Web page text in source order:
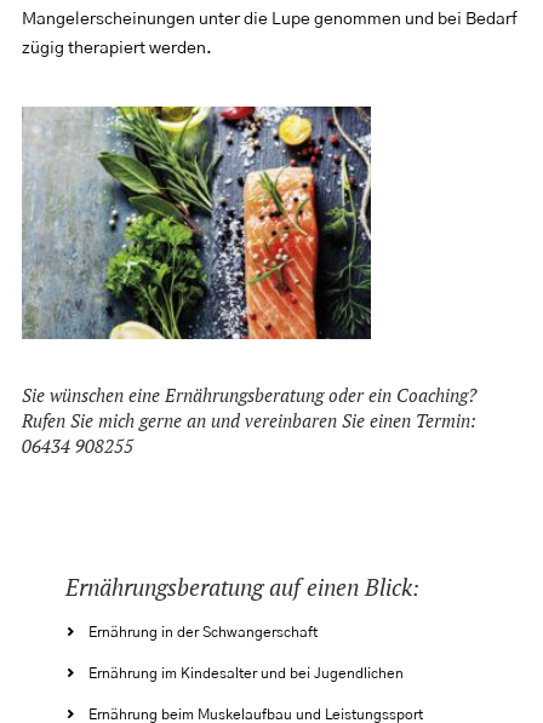
Mangelerscheinungen unter die Lupe genommen und bei Bedarf
zügig therapiert werden.
Sie wünschen eine Ernährungsberatung oder ein Coaching?
Rufen Sie mich gerne an und vereinbaren Sie einen Termin:
06434 908255
Ernährungsberatung auf einen Blick:
Ernährung in der Schwangerschaft
Ernährung im Kindesalter und bei Jugendlichen
Ernährung beim Muskelaufbau und Leistungssport